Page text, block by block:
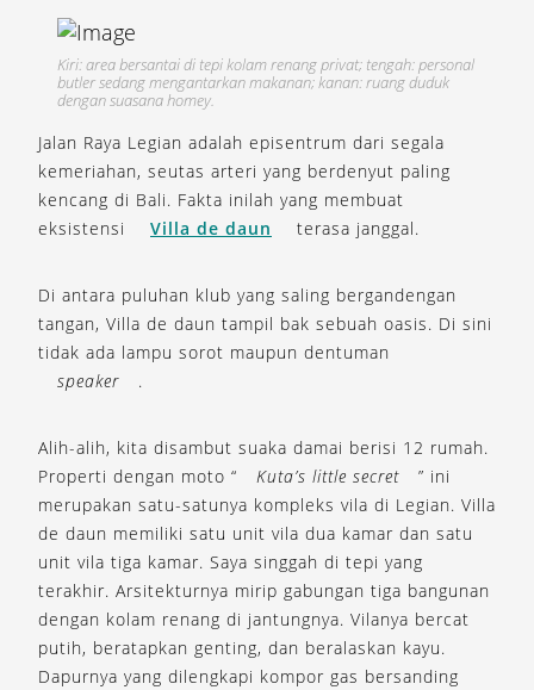
Kiri: area bersantai di tepi kolam renang privat; tengah: personal
butler sedang mengantarkan makanan; kanan: ruang duduk
dengan suasana homey.
Jalan Raya Legian adalah episentrum dari segala
kemeriahan, seutas arteri yang berdenyut paling
kencang di Bali. Fakta inilah yang membuat
eksistensi
Villa de daun terasa janggal.
Di antara puluhan klub yang saling bergandengan
tangan, Villa de daun tampil bak sebuah oasis. Di sini
tidak ada lampu sorot maupun dentuman
speaker
.
Alih-alih, kita disambut suaka damai berisi 12 rumah.
Properti dengan moto “
Kuta’s little secret
” ini
merupakan satu-satunya kompleks vila di Legian. Villa
de daun memiliki satu unit vila dua kamar dan satu
unit vila tiga kamar. Saya singgah di tepi yang
terakhir. Arsitekturnya mirip gabungan tiga bangunan
dengan kolam renang di jantungnya. Vilanya bercat
putih, beratapkan genting, dan beralaskan kayu.
Dapurnya yang dilengkapi kompor gas bersanding